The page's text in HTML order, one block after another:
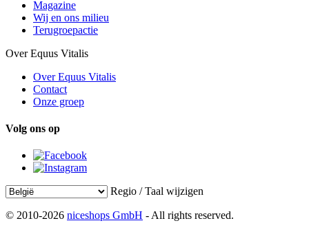
Magazine
Wij en ons milieu
Terugroepactie
Over Equus Vitalis
Over Equus Vitalis
Contact
Onze groep
Volg ons op
Regio / Taal wijzigen
© 2010-2026 niceshops GmbH - All rights reserved.